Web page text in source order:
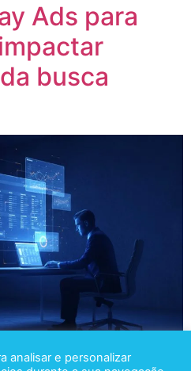
Ads para
busca
analisar e personalizar